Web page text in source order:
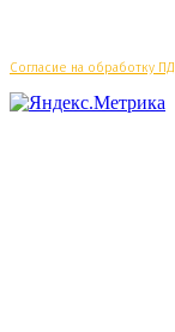
Согласие на обработку ПД